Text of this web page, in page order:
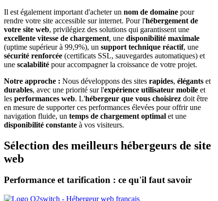
Il est également important d'acheter un nom de domaine pour
rendre votre site accessible sur internet. Pour l'hébergement de
votre site web, privilégiez des solutions qui garantissent une
excellente vitesse de chargement, une disponibilité maximale
(uptime supérieur à 99,9%), un support technique réactif, une
sécurité renforcée (certificats SSL, sauvegardes automatiques) et
une scalabilité pour accompagner la croissance de votre projet.
Notre approche : Nous développons des sites rapides, élégants et
durables, avec une priorité sur l'expérience utilisateur mobile et
les performances web. L'hébergeur que vous choisirez doit être
en mesure de supporter ces performances élevées pour offrir une
navigation fluide, un temps de chargement optimal et une
disponibilité constante à vos visiteurs.
Sélection des meilleurs hébergeurs de site
web
Performance et tarification : ce qu'il faut savoir